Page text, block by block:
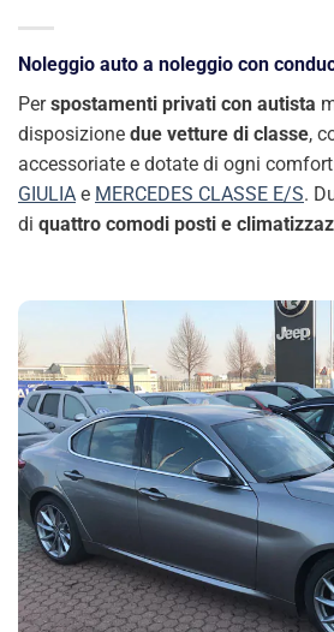
Noleggio auto a noleggio con
Perspostamenti privati con autista
disposizione due vetture di classe,
accessoriate e dotate di ogni
GIULIA e MERCEDES CLASSE E/S.
di quattro comodi posti e